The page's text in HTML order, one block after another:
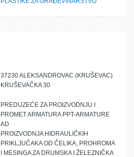
37230 ALEKSANDROVAC (KRUŠEVAC)
KRUŠEVAČKA 30
PREDUZEĆE ZA PROIZVODNJU I
PROMET ARMATURA PPT-ARMATURE
AD
PROIZVODNJA HIDRAULIČKIH
PRIKLJUČAKA OD ČELIKA, PROHROMA
I MESINGA ZA DRUMSKA I ŽELEZNIČKA